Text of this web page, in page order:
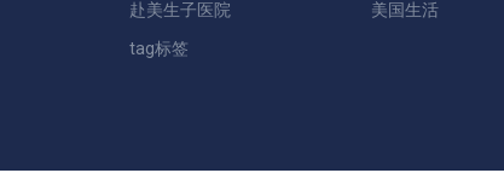
赴美生子医院
tag标签
美国生活